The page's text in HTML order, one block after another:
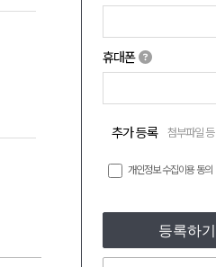
휴대폰
추가 등록 첨부파일 등
개인정보 수집이용 동의
등록하기